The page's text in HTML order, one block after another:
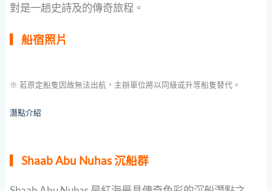
對是一趟史詩及的傳奇旅程。
▎船宿照片
※ 若原定船隻因故無法出航，主辦單位將以同級或升等船隻替代。
潛點介紹
▎Shaab Abu Nuhas 沉船群